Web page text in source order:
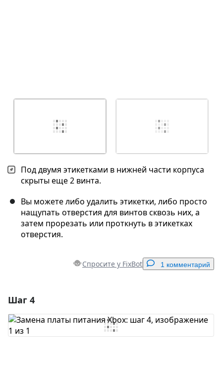
Под двумя этикетками в нижней части корпуса
скрыты еще 2 винта.
Вы можете либо удалить этикетки, либо просто
нащупать отверстия для винтов сквозь них, а
затем прорезать или проткнуть в этикетках
отверстия.
Спросите у FixBot 1 комментарий
Добавить комментарий
Шаг 4